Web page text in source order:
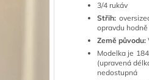
3/4 rukáv
Střih:
opravdu
Země původu:
Modelka je
(upravená
nedostupná